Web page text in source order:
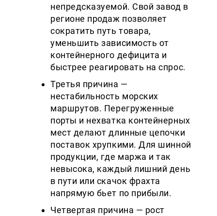
непредсказуемой. Свой завод в
регионе продаж позволяет
сократить путь товара,
уменьшить зависимость от
контейнерного дефицита и
быстрее реагировать на спрос.
Третья причина —
нестабильность морских
маршрутов. Перегруженные
порты и нехватка контейнерных
мест делают длинные цепочки
поставок хрупкими. Для шинной
продукции, где маржа и так
невысока, каждый лишний день
в пути или скачок фрахта
напрямую бьет по прибыли.
Четвертая причина — рост